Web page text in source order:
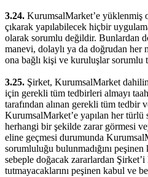
3.24. KurumsalMarket’e yüklenmiş
çıkarak yapılabilecek hiçbir
olarak sorumlu değildir. Bunlardan
manevi, dolaylı ya da doğrudan her
ona bağlı kişi ve kuruluşlar sorumlu
3.25. Şirket, KurumsalMarket
için gerekli tüm tedbirleri almayı
tarafından alınan gerekli tüm tedbir
KurumsalMarket’e yapılan her türlü
herhangi bir şekilde zarar görmesi
eline geçmesi durumunda
sorumluluğu bulunmadığını
sebeple doğacak zararlardan
tutmayacaklarını peşinen kabul ve